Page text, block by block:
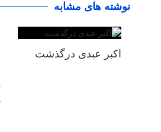
نوشته های مشابه
اکبر عبدی درگذشت